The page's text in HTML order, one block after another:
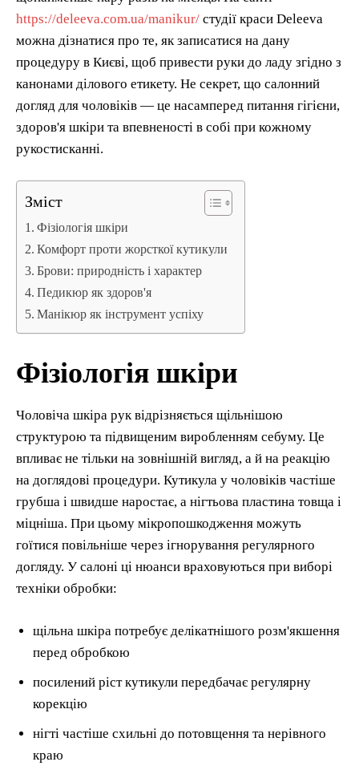
https://deleeva.com.ua/manikur/ студії краси Deleeva
можна дізнатися про те, як записатися на дану
процедуру в Києві, щоб привести руки до ладу згідно з
канонами ділового етикету. Не секрет, що салонний
догляд для чоловіків — це насамперед питання гігієни,
здоров'я шкіри та впевненості в собі при кожному
рукостисканні.
Зміст
Фізіологія шкіри
Комфорт проти жорсткої кутикули
Брови: природність і характер
Педикюр як здоров'я
Манікюр як інструмент успіху
Фізіологія шкіри
Чоловіча шкіра рук відрізняється щільнішою
структурою та підвищеним виробленням себуму. Це
впливає не тільки на зовнішній вигляд, а й на реакцію
на доглядові процедури. Кутикула у чоловіків частіше
грубша і швидше наростає, а нігтьова пластина товща і
міцніша. При цьому мікропошкодження можуть
гоїтися повільніше через ігнорування регулярного
догляду. У салоні ці нюанси враховуються при виборі
техніки обробки:
щільна шкіра потребує делікатнішого розм'якшення
перед обробкою
посилений ріст кутикули передбачає регулярну
корекцію
нігті частіше схильні до потовщення та нерівного
краю